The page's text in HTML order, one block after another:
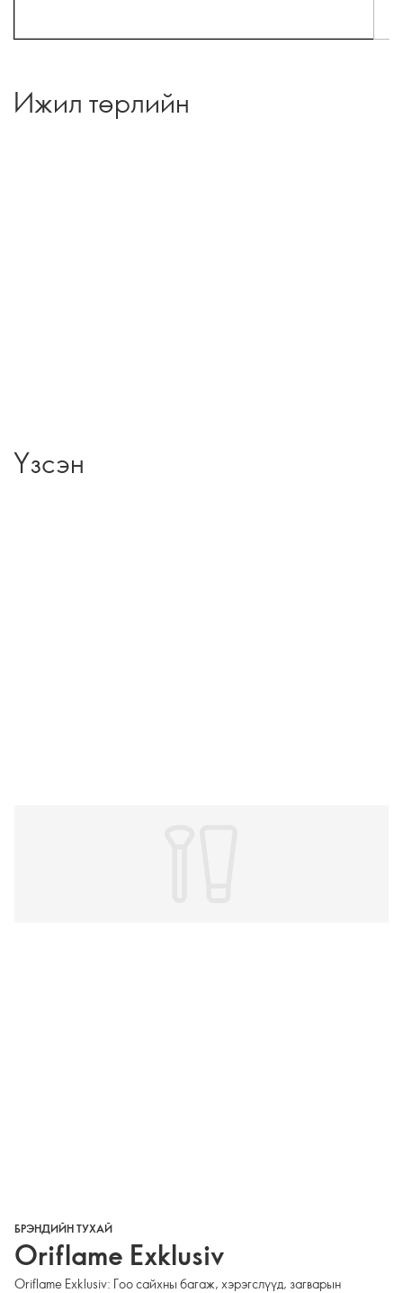
Ижил төрлийн
Үзсэн
БРЭНДИЙН ТУХАЙ
Oriflame Exklusiv
Oriflame Exklusiv: Гоо сайхны багаж, хэрэгслүүд, загварын